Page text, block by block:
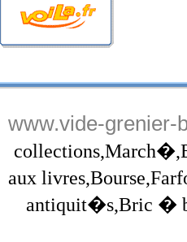
www.vide-grenier-
aux
antiquit�s,Bric �